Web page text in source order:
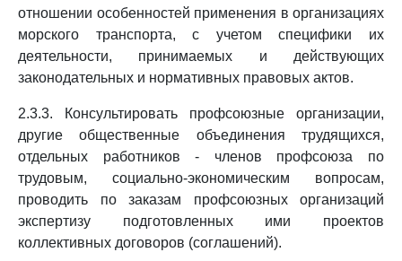
отношении особенностей применения в организациях
морского транспорта, с учетом специфики их
деятельности, принимаемых и действующих
законодательных и нормативных правовых актов.
2.3.3. Консультировать профсоюзные организации,
другие общественные объединения трудящихся,
отдельных работников - членов профсоюза по
трудовым, социально-экономическим вопросам,
проводить по заказам профсоюзных организаций
экспертизу подготовленных ими проектов
коллективных договоров (соглашений).